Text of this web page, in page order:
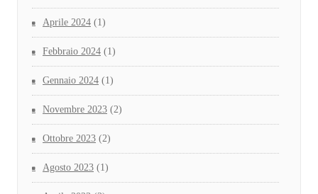
Aprile 2024 (1)
Febbraio 2024 (1)
Gennaio 2024 (1)
Novembre 2023 (2)
Ottobre 2023 (2)
Agosto 2023 (1)